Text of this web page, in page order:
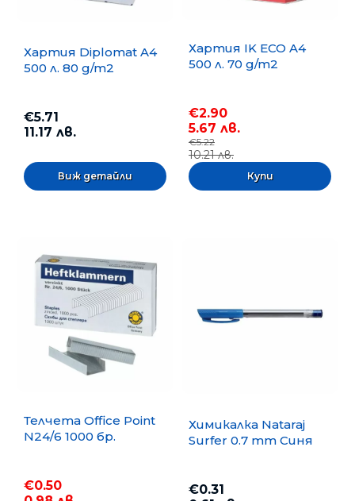
Хартия Diplomat A4
500 л. 80 g/m2
€5.71
11.17 лв.
Виж детайли
Хартия IK ECO A4
500 л. 70 g/m2
€2.90
5.67 лв.
€5.22
10.21 лв.
Телчета Office Point
N24/6 1000 бр.
€0.50
Химикалка Nataraj
Surfer 0.7 mm Синя
€0.31